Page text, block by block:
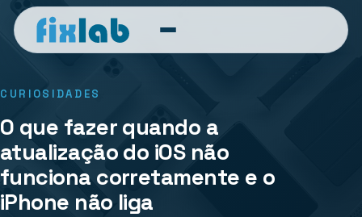
CURIOSIDADES
O que fazer quando a
atualização do iOS não
funciona corretamente e o
iPhone não liga